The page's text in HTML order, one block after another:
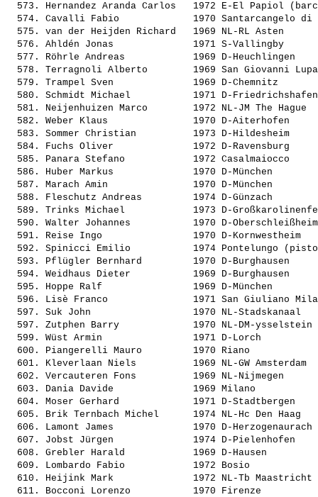
  573.
Hernandez Aranda Carlos
1972 E-El Papiol
  574.
Cavalli Fabio
1970 Santarcangelo
  575.
van der Heijden Richard
1969 NL-RL Asten
  576.
Ahldén Jonas
1971 S-Vallingby
  577.
Röhrle Andreas
1969 D-Heuchlingen
  578.
Terragnoli Alberto
1969 San Giovanni
  579.
Trampel Sven
1969 D-Chemnitz
  580.
Schmidt Michael
1971 D-
  581.
Neijenhuizen Marco
1972 NL-JM The
  582.
Weber Klaus
1970 D-Aiterhofen
  583.
Sommer Christian
1973 D-Hildesheim
  584.
Fuchs Oliver
1972 D-
  585.
Panara Stefano
1972 Casalmaiocco
  586.
Huber Markus
1970 D-München
  587.
Marach Amin
1970 D-München
  588.
Fleschutz Andreas
1974 D-Günzach
  589.
Trinks Michael
1973 D-
  590.
Walter Johannes
1970 D-
  591.
Reise Ingo
1970 D-
  592.
Spinicci Emilio
1974 Pontelungo
  593.
Pflügler Bernhard
1970 D-Burghausen
  594.
Weidhaus Dieter
1969 D-Burghausen
  595.
Hoppe Ralf
1969 D-München
  596.
Lisè Franco
1971 San Giuliano
  597.
Suk John
1970 NL-
  597.
Zutphen Barry
1970 NL-DM-
  599.
Wüst Armin
1971 D-Lorch
  600.
Piangerelli Mauro
1970 Riano
  601.
Kleverlaan Niels
1969 NL-GW
  602.
Vercauteren Fons
1969 NL-Nijmegen
  603.
Dania Davide
1969 Milano
  604.
Moser Gerhard
1971 D-Stadtbergen
  605.
Brik Ternbach Michel
1974 NL-Hc Den
  606.
Lamont James
1970 D-
  607.
Jobst Jürgen
1974 D-
  608.
Grebler Harald
1969 D-Hausen
  609.
Lombardo Fabio
1972 Bosio
  610.
Heijink Mark
1972 NL-Tb
  611.
Bocconi Lorenzo
1970 Firenze